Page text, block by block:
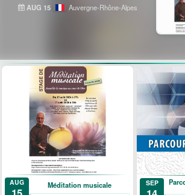
AUG 15 Auvergne-Rhône-Alpes
AUG Méditation musicale SEP